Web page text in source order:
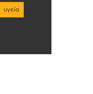
υγεία